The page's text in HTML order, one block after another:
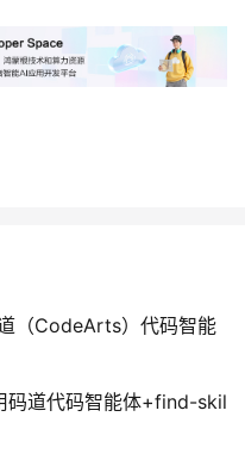
（CodeArts）代码智能
道代码智能体+find-skil